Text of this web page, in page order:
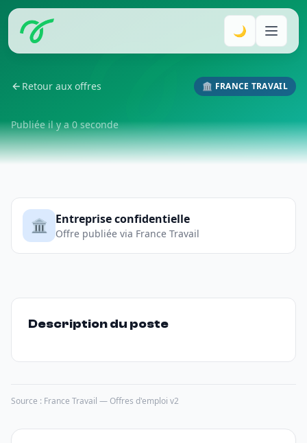
🌙
Retour aux offres 🏛️ FRANCE TRAVAIL
Publiée il y a 0 seconde
🏛️ Entreprise confidentielle
Offre publiée via France Travail
Description du poste
Source : France Travail — Offres d'emploi v2